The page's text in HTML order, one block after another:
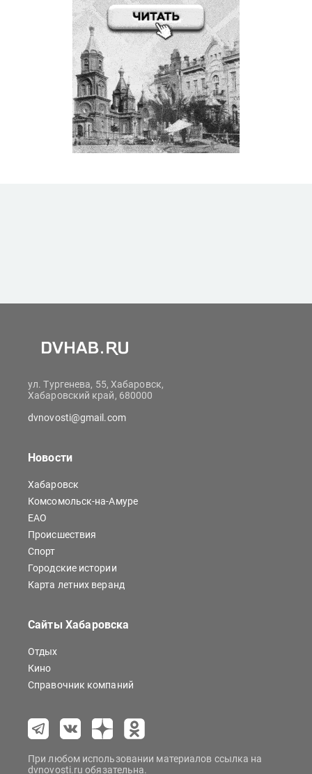
ул. Тургенева, 55, Хабаровск,
Хабаровский край, 680000
dvnovosti@gmail.com
Новости
Хабаровск
Комсомольск-на-Амуре
ЕАО
Происшествия
Спорт
Городские истории
Карта летних веранд
Сайты Хабаровска
Отдых
Кино
Справочник компаний
При любом использовании материалов ссылка на
dvnovosti.ru обязательна.